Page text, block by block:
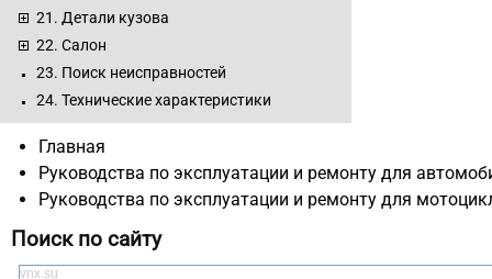
21. Детали кузова
22. Салон
23. Поиск неисправностей
24. Технические характеристики
Главная
Руководства по эксплуатации и ремонту для
Руководства по эксплуатации и ремонту для
Поиск по сайту